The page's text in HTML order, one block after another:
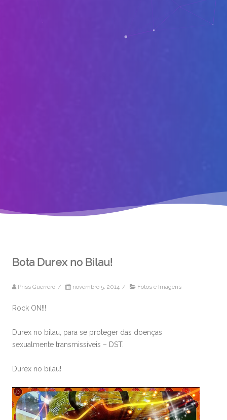
Bota Durex no Bilau!
Priss Guerrero / novembro 5, 2014 / Fotos e Imagens
Rock ON!!!
Durex no bilau, para se proteger das doenças
sexualmente transmissíveis – DST.
Durex no bilau!